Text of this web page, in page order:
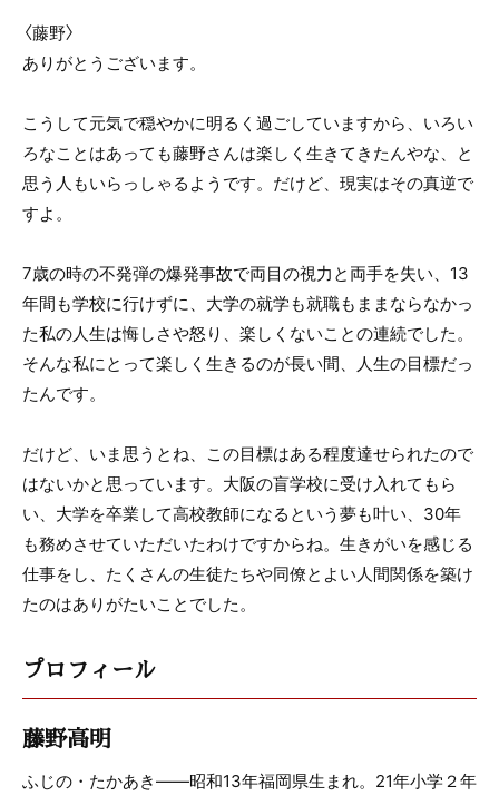
〈藤野〉
ありがとうございます。
こうして元気で穏やかに明るく過ごしていますから、いろい
ろなことはあっても藤野さんは楽しく生きてきたんやな、と
思う人もいらっしゃるようです。だけど、現実はその真逆で
すよ。
7歳の時の不発弾の爆発事故で両目の視力と両手を失い、13
年間も学校に行けずに、大学の就学も就職もままならなかっ
た私の人生は悔しさや怒り、楽しくないことの連続でした。
そんな私にとって楽しく生きるのが長い間、人生の目標だっ
たんです。
だけど、いま思うとね、この目標はある程度達せられたので
はないかと思っています。大阪の盲学校に受け入れてもら
い、大学を卒業して高校教師になるという夢も叶い、30年
も務めさせていただいたわけですからね。生きがいを感じる
仕事をし、たくさんの生徒たちや同僚とよい人間関係を築け
たのはありがたいことでした。
プロフィール
藤野高明
ふじの・たかあき――昭和13年福岡県生まれ。21年小学２年